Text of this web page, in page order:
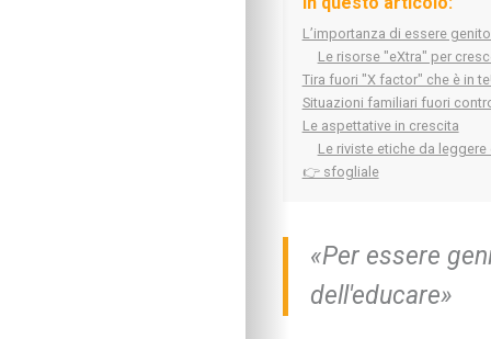
L’importanza di essere
Le risorse "eXtra" per
Tira fuori "X factor" che è in
Situazioni familiari fuori
Le aspettative in crescita
Le riviste etiche da leggere
👉 sfogliale
«Per essere
dell'educare»